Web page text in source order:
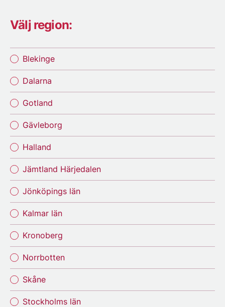
Välj region:
Blekinge
Dalarna
Gotland
Gävleborg
Halland
Jämtland Härjedalen
Jönköpings län
Kalmar län
Kronoberg
Norrbotten
Skåne
Stockholms län